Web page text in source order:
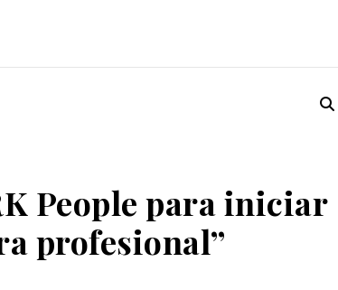
People para iniciar
profesional”